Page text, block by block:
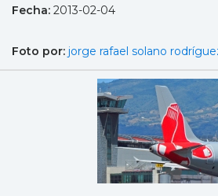
Fecha: 2013-02-04
Foto por: jorge rafael solano